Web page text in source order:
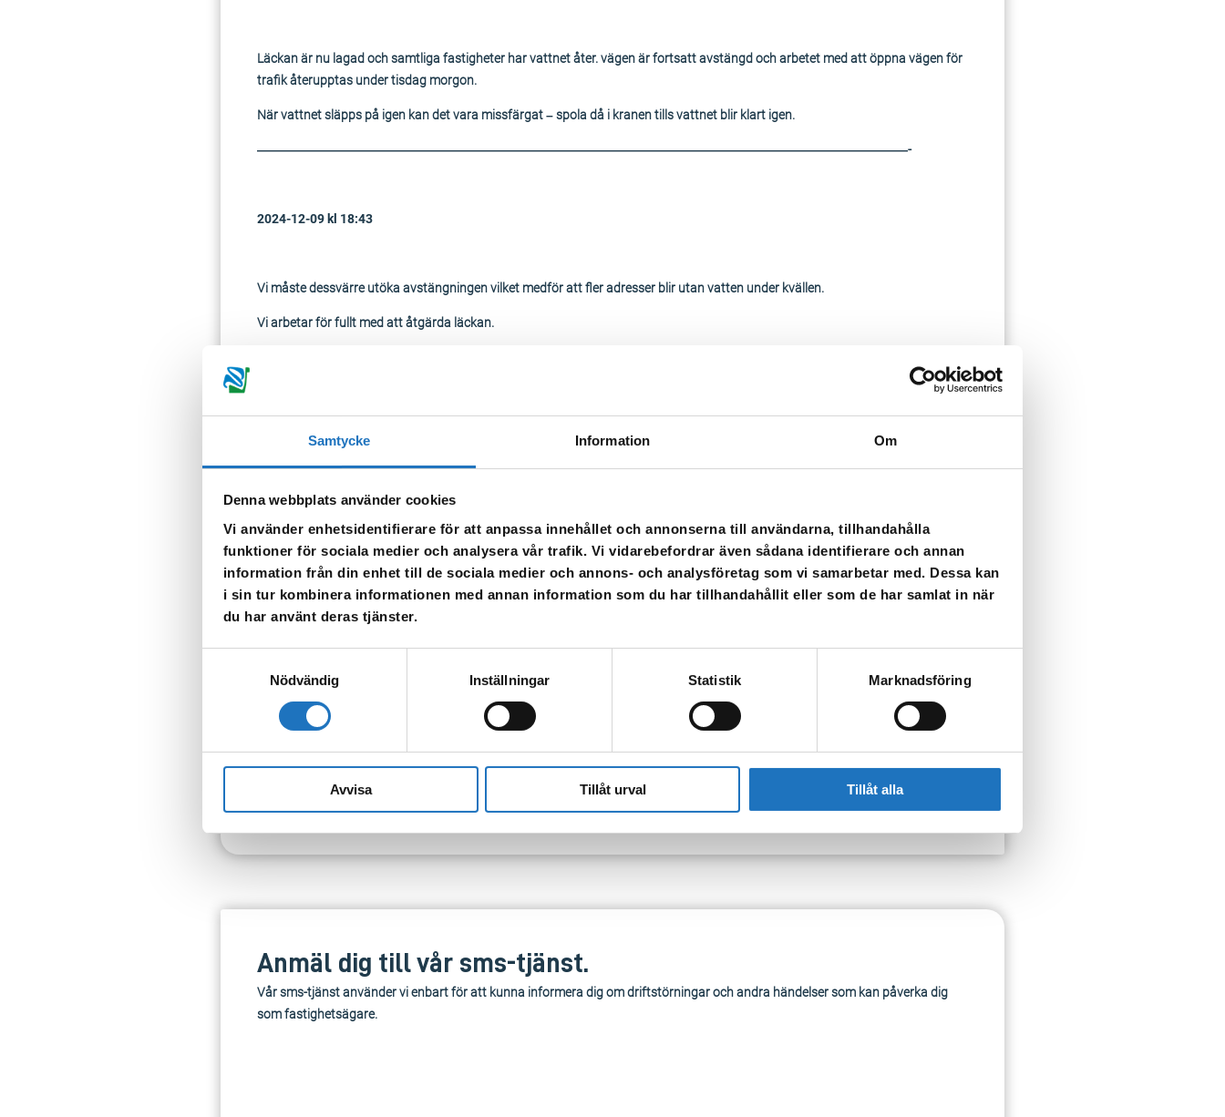
Samtycke Information Om
Denna webbplats använder cookies
Vi använder enhetsidentifierare för att anpassa innehållet och annonserna till användarna, tillhandahålla
funktioner för sociala medier och analysera vår trafik. Vi vidarebefordrar även sådana identifierare och annan
information från din enhet till de sociala medier och annons- och analysföretag som vi samarbetar med. Dessa kan
i sin tur kombinera informationen med annan information som du har tillhandahållit eller som de har samlat in när
du har använt deras tjänster.
Nödvändig
Inställningar Statistik Marknadsföring
Avvisa Tillåt urval Tillåt alla
Läckan är nu lagad och samtliga fastigheter har vattnet åter. vägen är fortsatt avstängd och arbetet med att öppna vägen för
trafik återupptas under tisdag morgon.
När vattnet släpps på igen kan det vara missfärgat – spola då i kranen tills vattnet blir klart igen.
———————————————————————————————————————————————————-
2024-12-09 kl 18:43
Vi måste dessvärre utöka avstängningen vilket medför att fler adresser blir utan vatten under kvällen.
Vi arbetar för fullt med att åtgärda läckan.
Vi måste omgående stänga av vattnet på grund av en vattenläcka.
Berörda adresser är:
Solbacken 1,2,3,4,8,9,10,11
Stenbrottsvägen 9,10
Anmäl dig till vår sms-tjänst.
Vår sms-tjänst använder vi enbart för att kunna informera dig om driftstörningar och andra händelser som kan påverka dig
som fastighetsägare.